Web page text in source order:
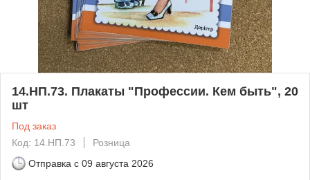
14.НП.73. Плакаты "Профессии. Кем быть", 20
шт
Под заказ
Код: 14.НП.73
Розница
Отправка с 09 августа 2026